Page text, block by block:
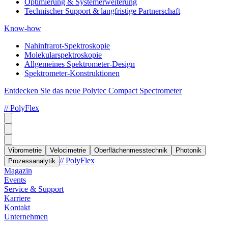
Optimierung & Systemerweiterung
Technischer Support & langfristige Partnerschaft
Know-how
Nahinfrarot-Spektroskopie
Molekularspektroskopie
Allgemeines Spektrometer-Design
Spektrometer-Konstruktionen
Entdecken Sie das neue Polytec Compact Spectrometer
// PolyFlex
Vibrometrie Velocimetrie Oberflächenmesstechnik
Photonik
Prozessanalytik // PolyFlex
Magazin
Events
Service & Support
Karriere
Kontakt
Unternehmen